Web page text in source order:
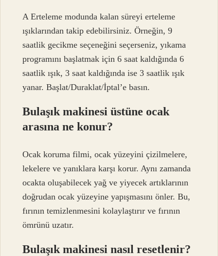
A Erteleme modunda kalan süreyi erteleme
ışıklarından takip edebilirsiniz. Örneğin, 9
saatlik gecikme seçeneğini seçerseniz, yıkama
programını başlatmak için 6 saat kaldığında 6
saatlik ışık, 3 saat kaldığında ise 3 saatlik ışık
yanar. Başlat/Duraklat/İptal’e basın.
Bulaşık makinesi üstüne ocak
arasına ne konur?
Ocak koruma filmi, ocak yüzeyini çizilmelere,
lekelere ve yanıklara karşı korur. Aynı zamanda
ocakta oluşabilecek yağ ve yiyecek artıklarının
doğrudan ocak yüzeyine yapışmasını önler. Bu,
fırının temizlenmesini kolaylaştırır ve fırının
ömrünü uzatır.
Bulaşık makinesi nasıl resetlenir?